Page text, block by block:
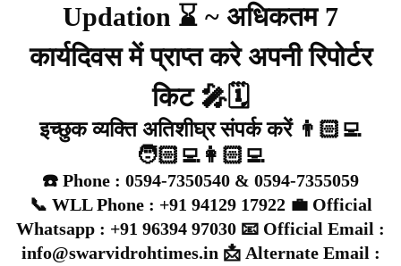
Updation ⌛ ~ अधिकतम 7
कार्यदिवस में प्राप्त करे अपनी रिपोर्टर
किट 🎤🗓️
इच्छुक व्यक्ति अतिशीघ्र संपर्क करें 👨🏻‍💻
🧑🏻‍💻👩🏻‍💻
☎️ Phone : 0594-7350540 & 0594-7355059
📞 WLL Phone : +91 94129 17922 💼 Official
Whatsapp : +91 96394 97030 📧 Official Email :
info@swarvidrohtimes.in 📩 Alternate Email :